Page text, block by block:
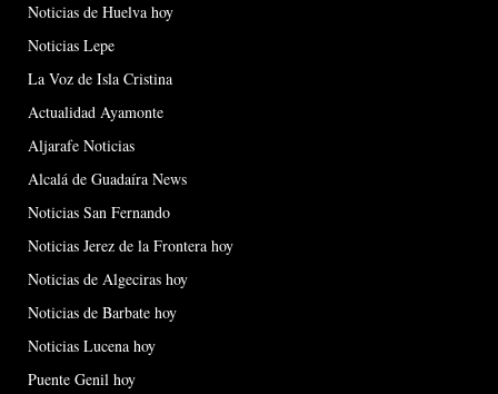
Noticias de Huelva hoy
Noticias Lepe
La Voz de Isla Cristina
Actualidad Ayamonte
Aljarafe Noticias
Alcalá de Guadaíra News
Noticias San Fernando
Noticias Jerez de la Frontera hoy
Noticias de Algeciras hoy
Noticias de Barbate hoy
Noticias Lucena hoy
Puente Genil hoy